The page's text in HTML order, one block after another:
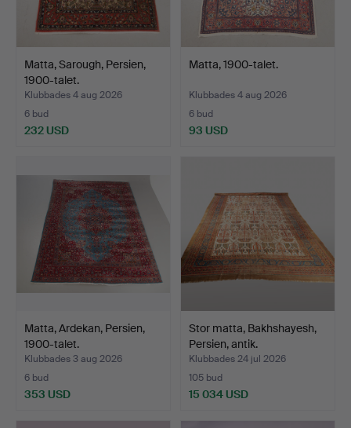
Matta, Sarough, Persien,
1900-talet.
Klubbades 4 aug 2026
6 bud
232 USD
Matta, 1900-talet.
Klubbades 4 aug 2026
6 bud
93 USD
Matta, Ardekan, Persien,
1900-talet.
Klubbades 3 aug 2026
6 bud
353 USD
Stor matta, Bakhshayesh,
Persien, antik.
Klubbades 24 jul 2026
105 bud
15 034 USD